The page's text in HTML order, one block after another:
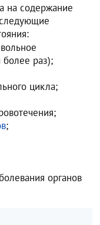
на содержание
раз);
цикла;
;
органов